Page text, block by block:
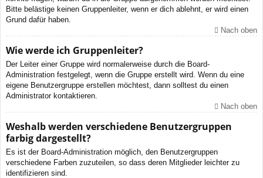
Bitte belästige keinen Gruppenleiter, wenn er dich ablehnt, er wird einen
Grund dafür haben.
Nach oben
Wie werde ich Gruppenleiter?
Der Leiter einer Gruppe wird normalerweise durch die Board-
Administration festgelegt, wenn die Gruppe erstellt wird. Wenn du eine
eigene Benutzergruppe erstellen möchtest, dann solltest du einen
Administrator kontaktieren.
Nach oben
Weshalb werden verschiedene Benutzergruppen
farbig dargestellt?
Es ist der Board-Administration möglich, den Benutzergruppen
verschiedene Farben zuzuteilen, so dass deren Mitglieder leichter zu
identifizieren sind.